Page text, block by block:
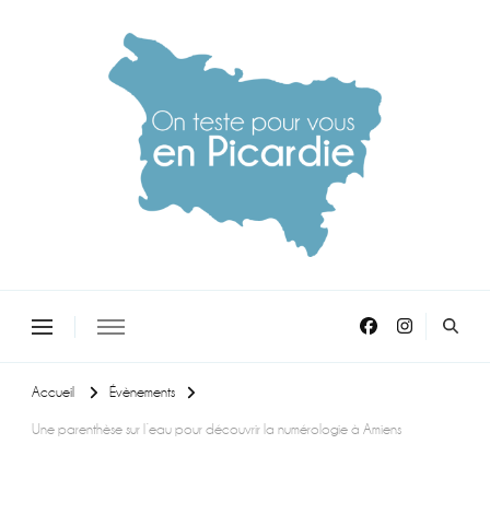
Accueil Évènements
Une parenthèse sur l’eau pour découvrir la numérologie à Amiens